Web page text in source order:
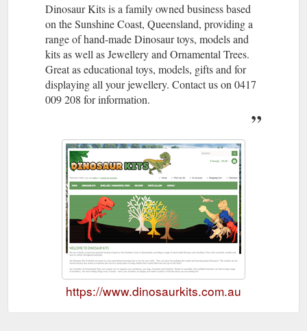
Dinosaur Kits is a family owned business based
on the Sunshine Coast, Queensland, providing a
range of hand-made Dinosaur toys, models and
kits as well as Jewellery and Ornamental Trees.
Great as educational toys, models, gifts and for
displaying all your jewellery. Contact us on 0417
009 208 for information.
https://www.dinosaurkits.com.au